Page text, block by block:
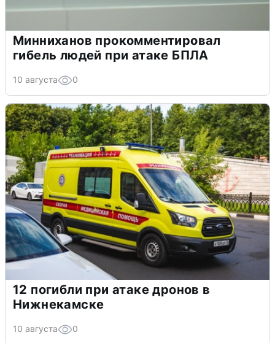
Минниханов прокомментировал
гибель людей при атаке БПЛА
10 августа 0
12 погибли при атаке дронов в
Нижнекамске
10 августа 0